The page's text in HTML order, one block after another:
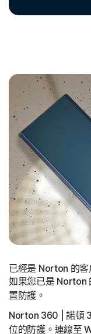
已經是 Norton 的客
如果您已是 Norton
置防護。
Norton 360 | 諾頓
位的防護。連線至